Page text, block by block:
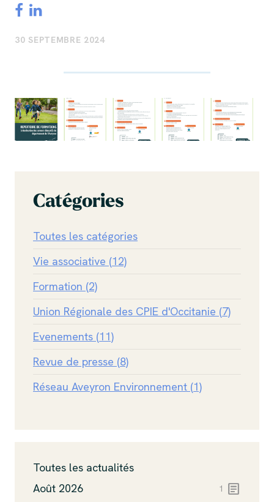
30 SEPTEMBRE 2024
Catégories
Toutes les catégories
Vie associative (12)
Formation (2)
Union Régionale des CPIE d'Occitanie (7)
Evenements (11)
Revue de presse (8)
Réseau Aveyron Environnement (1)
Toutes les actualités
Août 2026
1 article